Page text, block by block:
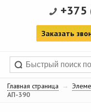
+375
Заказать
Главная страница →
АП-390